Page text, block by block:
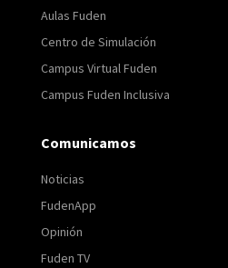
Aulas Fuden
Centro de Simulación
Campus Virtual Fuden
Campus Fuden Inclusiva
Comunicamos
Noticias
FudenApp
Opinión
Fuden TV